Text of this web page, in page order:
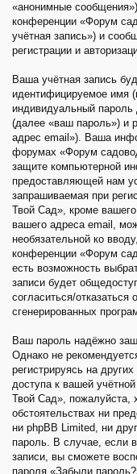
«анонимные
конференции «Форум
учётная запись») и
регистрации и
Ваша учётная запись
идентифицируемое имя
индивидуальный
(далее «ваш пароль») и
адрес email»). Ваша
форумах «Форум
защите компьютерной
предоставляющей нам
запрашиваемая при
Твой Сад», кроме
вашего адреса email,
необязательной ко
конференции «Форум
есть возможность
записи будет
согласиться/
сгенерированных
Ваш пароль надёжно
Однако не
регистрируясь на
доступа к вашей
Твой Сад», пожалуйста,
обстоятельствах ни
ни phpBB Limited, ни
пароль. В случае, если
записи, вы сможете
пароля «Забыли